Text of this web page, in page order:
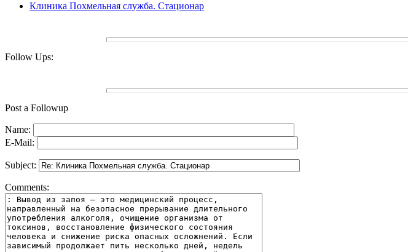
Клиника Похмельная служба. Стационар
Follow Ups:
Post a Followup
Name:
E-Mail:
Subject:
Comments: